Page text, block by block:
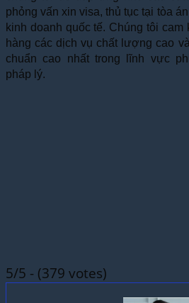
phỏng vấn xin visa, thủ tục tại tòa
kinh doanh quốc tế. Chúng tôi cam
hàng các dịch vụ chất lượng cao
chuẩn cao nhất trong lĩnh vực
pháp lý.
5/5 - (379 votes)